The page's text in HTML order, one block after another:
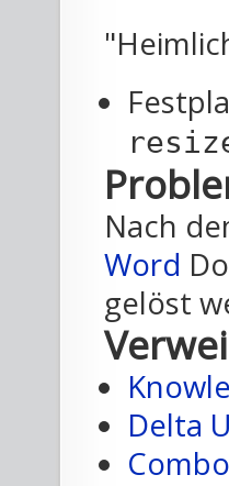
Nach
Word
gelöst
Delta